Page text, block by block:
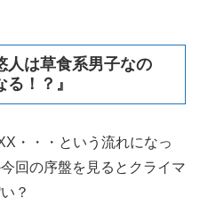
人は草食系男子なの
！？』
・・・という流れになっ
回の序盤を見るとクライマ
？